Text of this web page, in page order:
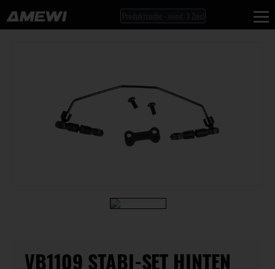
VB1109 STABI-SET HINTEN